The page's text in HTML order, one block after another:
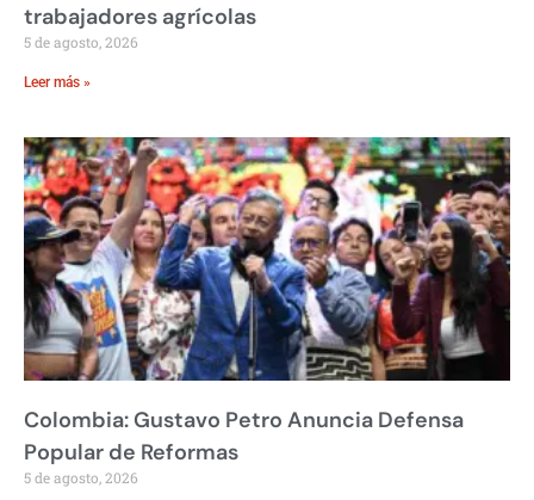
trabajadores agrícolas
5 de agosto, 2026
Leer más »
Colombia: Gustavo Petro Anuncia Defensa
Popular de Reformas
5 de agosto, 2026